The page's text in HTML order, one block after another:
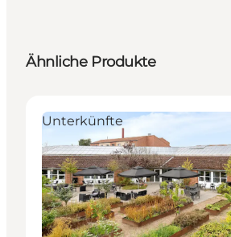
Ähnliche Produkte
Unterkünfte